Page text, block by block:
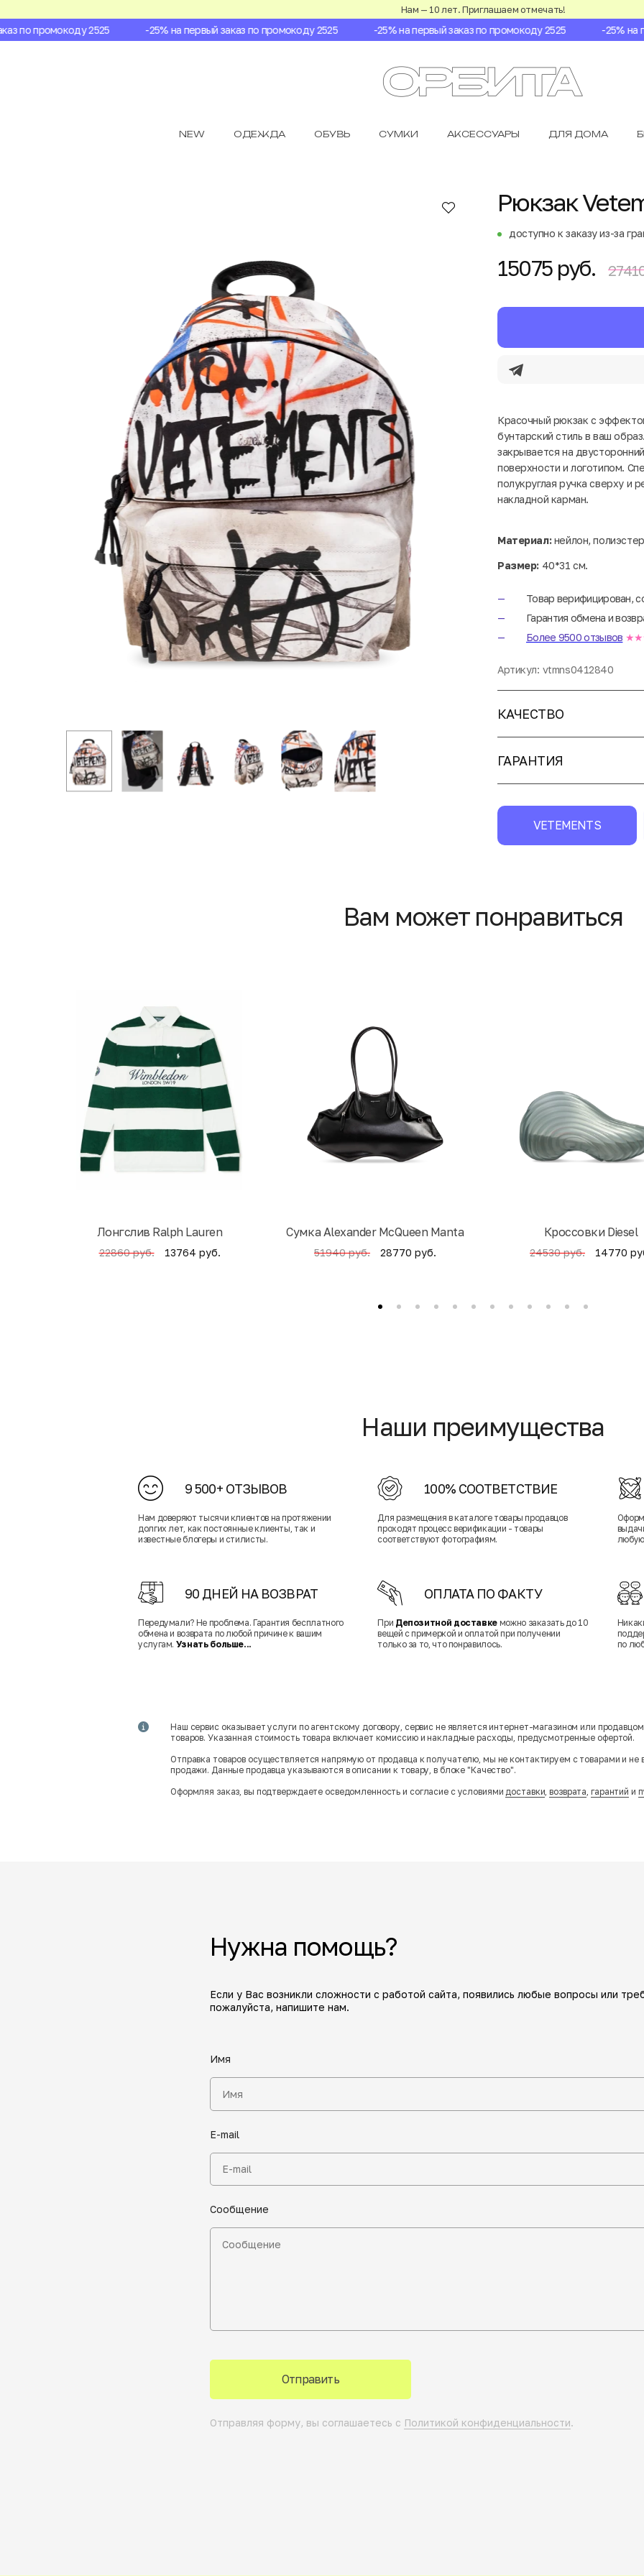
Нам — 10 лет. Приглашаем отмечать!
по промокоду 2525 -25% на первый заказ по промокоду 2525 -25% на первый заказ по промокоду 2525 -25% на
NEW ОДЕЖДА ОБУВЬ СУМКИ АКСЕССУАРЫ ДЛЯ ДОМА
Рюкзак
доступно к заказу из-за
15075 руб.
Красочный рюкзак с
бунтарский стиль в ваш
закрывается на
поверхности и логотипом.
полукруглая ручка сверху и
накладной карман.
Материал:нейлон, полиэстер
Размер: 40*31 см.
Товар верифицирован,
Гарантия обмена и
Более 9500 отзывов
Артикул: vtmns0412840
КАЧЕСТВО
ГАРАНТИЯ
VETEMENTS
Вам может понравиться
Лонгслив Ralph Lauren
22860 руб. 13764 руб.
Cумка Alexander McQueen Manta
51940 руб. 28770 руб.
Кроссовки Diesel
24530 руб. 14770
Наши преимущества
9 500+ ОТЗЫВОВ
Нам доверяют тысячи клиентов на протяжении
долгих лет, как постоянные клиенты, так и
известные блогеры и стилисты.
100% СООТВЕТСТВИЕ
Для размещения в каталоге товары продавцов
проходят процесс верификации - товары
соответствуют фотографиям.
90 ДНЕЙ НА ВОЗВРАТ
Передумали? Не проблема. Гарантия бесплатного
обмена и возврата по любой причине к вашим
услугам. Узнать больше...
ОПЛАТА ПО ФАКТУ
При Депозитной доставке можно заказать до 10
вещей с примеркой и оплатой при получении
только за то, что понравилось.
по
Наш сервис оказывает услуги по агентскому договору, сервис не является интернет-магазином или
товаров. Указанная стоимость товара включает комиссию и накладные расходы, предусмотренные офертой.
Отправка товаров осуществляется напрямую от продавца к получателю, мы не контактируем с товарами и не
продажи. Данные продавца указываются в описании к товару, в блоке "Качество".
Оформляя заказ, вы подтверждаете осведомленность и согласие с условиямидоставки,возврата, гарантий и
Нужна помощь?
Если у Вас возникли сложности с работой сайта, появились любые вопросы или
пожалуйста, напишите нам.
Имя
E-mail
Сообщение
Отправить
Отправляя форму, вы соглашаетесь с Политикой конфиденциальности.